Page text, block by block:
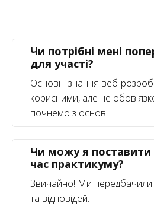
Чи потрібні мені
для участі?
Основні знання веб-
корисними, але не
почнемо з основ.
Чи можу я поставити
час практикуму?
Звичайно! Ми передбачили
та відповідей.